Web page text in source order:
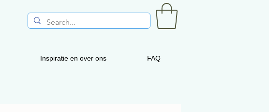
Inspiratie en over ons FAQ